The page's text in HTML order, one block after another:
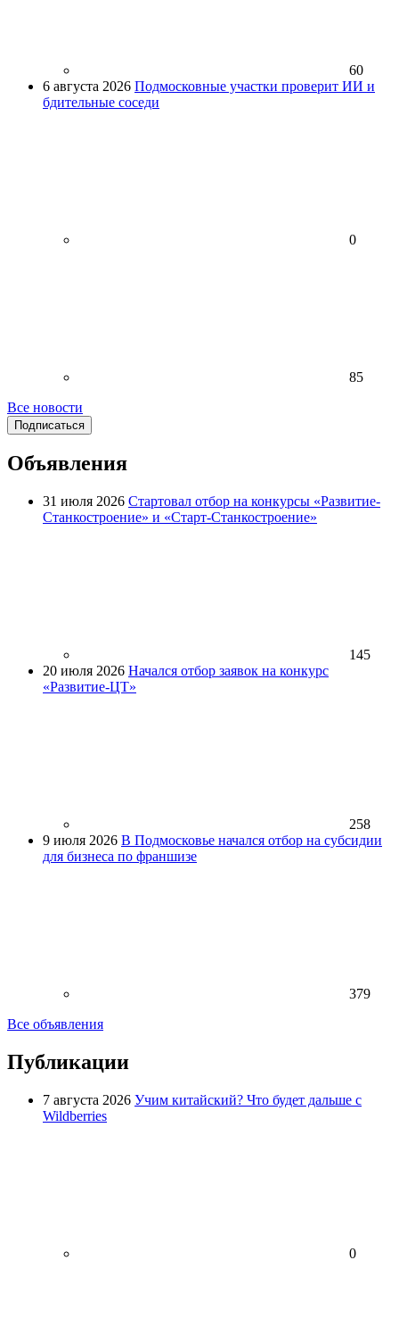
60
6 августа 2026 Подмосковные участки проверит ИИ и
бдительные соседи
0
85
Все новости
Подписаться
Объявления
31 июля 2026 Стартовал отбор на конкурсы «Развитие-
Станкостроение» и «Старт-Станкостроение»
145
20 июля 2026 Начался отбор заявок на конкурс
«Развитие-ЦТ»
258
9 июля 2026 В Подмосковье начался отбор на субсидии
для бизнеса по франшизе
379
Все объявления
Публикации
7 августа 2026 Учим китайский? Что будет дальше с
Wildberries
0